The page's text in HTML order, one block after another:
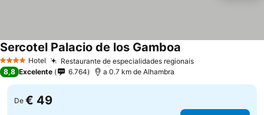
4 EstrelasHotel Restaurante de especialidades regionais
Sercotel Palacio de los Gamboa
8,8 Excelente 6.764 a 0.7 km de Alhambra
De € 49